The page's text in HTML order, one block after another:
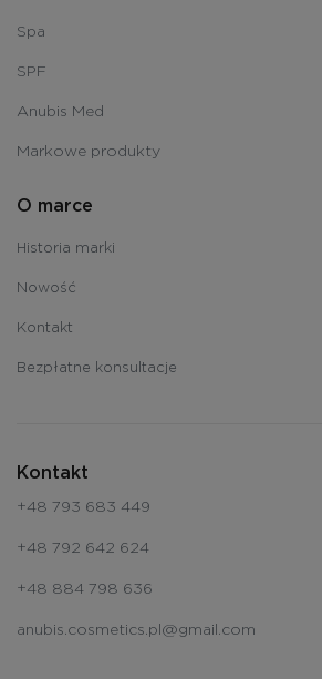
Spa
SPF
Anubis Med
Markowe produkty
O marce
Historia marki
Nowość
Kontakt
Bezpłatne konsultacje
Kontakt
+48 793 683 449
+48 792 642 624
+48 884 798 636
anubis.cosmetics.pl@gmail.com